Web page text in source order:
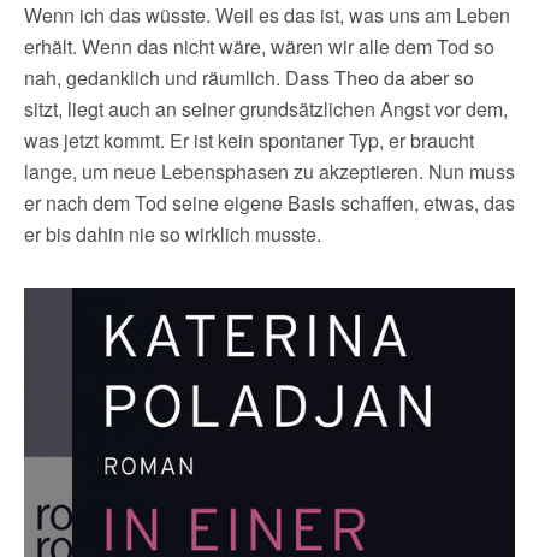
Wenn ich das wüsste. Weil es das ist, was uns am Leben
erhält. Wenn das nicht wäre, wären wir alle dem Tod so
nah, gedanklich und räumlich. Dass Theo da aber so
sitzt, liegt auch an seiner grundsätzlichen Angst vor dem,
was jetzt kommt. Er ist kein spontaner Typ, er braucht
lange, um neue Lebensphasen zu akzeptieren. Nun muss
er nach dem Tod seine eigene Basis schaffen, etwas, das
er bis dahin nie so wirklich musste.